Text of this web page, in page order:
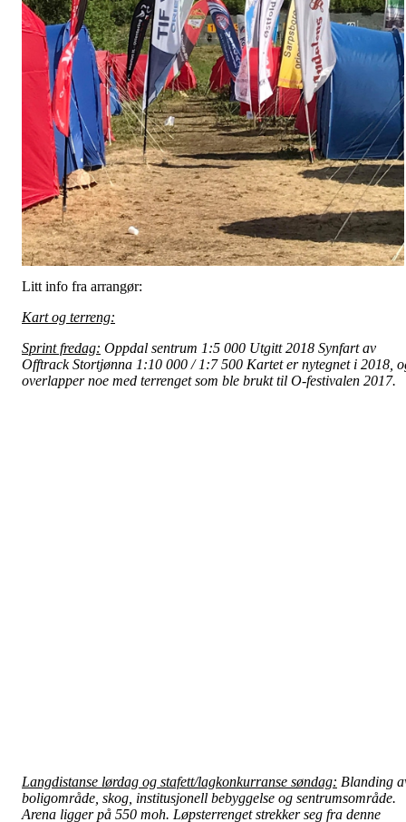
Litt info fra arrangør:
Kart og terreng:
Sprint fredag: Oppdal sentrum 1:5 000 Utgitt 2018 Synfart av
Offtrack Stortjønna 1:10 000 / 1:7 500 Kartet er nytegnet i 2018,
overlapper noe med terrenget som ble brukt til O-festivalen 2017.
Langdistanse lørdag og stafett/lagkonkurranse søndag: Blanding
boligområde, skog, institusjonell bebyggelse og sentrumsområde.
Arena ligger på 550 moh. Løpsterrenget strekker seg fra denne